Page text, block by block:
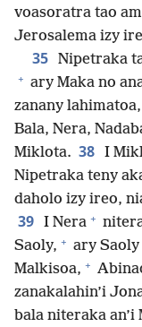
voasoratra tao
Jerosalema izy
35 Nipetraka
+ ary Maka no
zanany
Bala, Nera,
Miklota. 38 I
Nipetraka teny
daholo izy ireo,
39 I Nera +
Saoly, + ary Saoly
Malkisoa, +
zanakalahin’i
bala niteraka an’i